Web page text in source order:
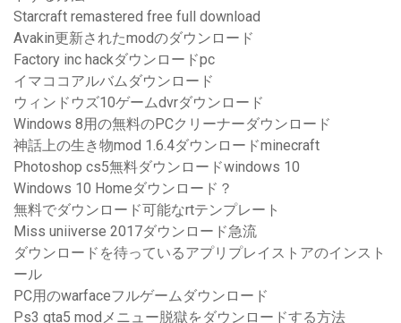
Starcraft remastered free full download
Avakin更新されたmodのダウンロード
Factory inc hackダウンロードpc
イマココアルバムダウンロード
ウィンドウズ10ゲームdvrダウンロード
Windows 8用の無料のPCクリーナーダウンロード
神話上の生き物mod 1.6.4ダウンロードminecraft
Photoshop cs5無料ダウンロードwindows 10
Windows 10 Homeダウンロード？
無料でダウンロード可能なrtテンプレート
Miss uniiverse 2017ダウンロード急流
ダウンロードを待っているアプリプレイストアのインスト
ール
PC用のwarfaceフルゲームダウンロード
Ps3 gta5 modメニュー脱獄をダウンロードする方法